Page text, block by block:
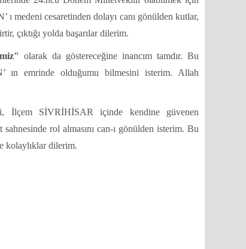
ı medeni cesaretinden dolayı canı gönülden kutlar,
çıktığı yolda başarılar dilerim.
olarak da göstereceğine inancım tamdır. Bu
ın emrinde olduğumu bilmesini isterim. Allah
İlçem SİVRİHİSAR içinde kendine güvenen
rol almasını can-ı gönülden isterim. Bu
kolaylıklar dilerim.